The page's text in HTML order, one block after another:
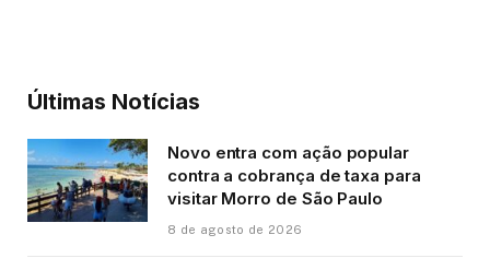
Últimas Notícias
Novo entra com ação popular
contra a cobrança de taxa para
visitar Morro de São Paulo
8 de agosto de 2026